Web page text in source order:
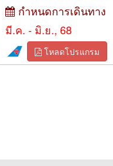
กำหนดการเดินทาง
มี.ค. - มิ.ย., 68
โหลดโปรแกรม